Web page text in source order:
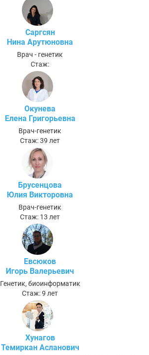
Саргсян
Нина Арутюновна
Врач - генетик
Стаж:
Окунева
Елена Григорьевна
Врач-генетик
Стаж: 39 лет
Брусенцова
Юлия Викторовна
Врач-генетик
Стаж: 13 лет
Евсюков
Игорь Валерьевич
Генетик, биоинформатик
Стаж: 9 лет
Хунагов
Темиркан Асланович